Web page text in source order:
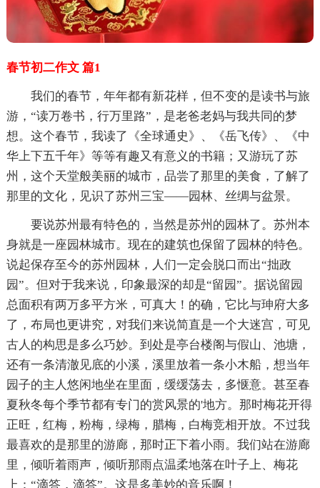
春节初二作文 篇1
我们的春节，年年都有新花样，但不变的是读书与旅
游，“读万卷书，行万里路”，是老爸老妈与我共同的梦
想。这个春节，我读了《全球通史》、《岳飞传》、《中
华上下五千年》等等有趣又有意义的书籍；又游玩了苏
州，这个天堂般美丽的城市，品尝了那里的美食，了解了
那里的文化，见识了苏州三宝——园林、丝绸与盆景。
要说苏州最有特色的，当然是苏州的园林了。苏州本
身就是一座园林城市。现在的建筑也保留了园林的特色。
说起保存至今的苏州园林，人们一定会脱口而出“拙政
园”。但对于我来说，印象最深的却是“留园”。据说留园
总面积有两万多平方米，可真大！的确，它比与珅府大多
了，布局也更讲究，对我们来说简直是一个大迷宫，可见
古人的构思是多么巧妙。到处是亭台楼阁与假山、池塘，
还有一条清澈见底的小溪，溪里放着一条小木船，想当年
园子的主人悠闲地坐在里面，缓缓荡去，多惬意。甚至春
夏秋冬每个季节都有专门的赏风景的'地方。那时梅花开得
正旺，红梅，粉梅，绿梅，腊梅，白梅竞相开放。不过我
最喜欢的是那里的游廊，那时正下着小雨。我们站在游廊
里，倾听着雨声，倾听那雨点温柔地落在叶子上、梅花
上：“滴答，滴答”。这是多美妙的音乐啊！